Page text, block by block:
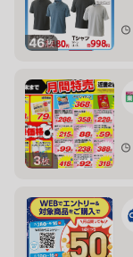
46枚
3枚